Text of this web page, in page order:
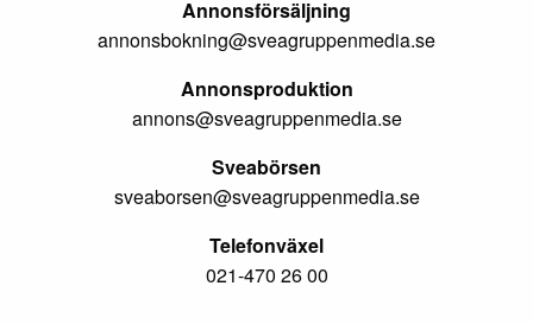
Annonsförsäljning
annonsbokning@sveagruppenmedia.se
Annonsproduktion
annons@sveagruppenmedia.se
Sveabörsen
sveaborsen@sveagruppenmedia.se
Telefonväxel
021-470 26 00